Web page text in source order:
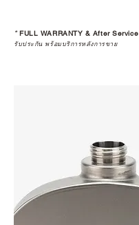
*FULL WARRANTY & After Service
รับประกัน พร้อมบริการหลังการขาย